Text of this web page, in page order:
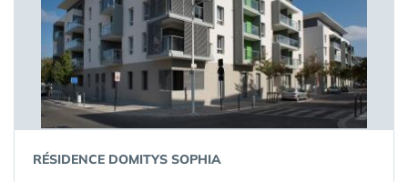
RÉSIDENCE DOMITYS SOPHIA